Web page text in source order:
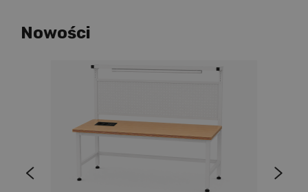
Nowości